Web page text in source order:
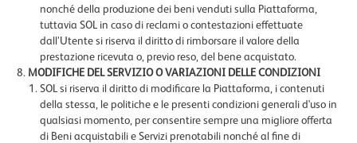
nonché della produzione dei beni venduti sulla Piattaforma,
tuttavia SOL in caso di reclami o contestazioni effettuate
dall’Utente si riserva il diritto di rimborsare il valore della
prestazione ricevuta o, previo reso, del bene acquistato.
MODIFICHE DEL SERVIZIO O VARIAZIONI DELLE CONDIZIONI
SOL si riserva il diritto di modificare la Piattaforma, i contenuti
della stessa, le politiche e le presenti condizioni generali d'uso in
qualsiasi momento, per consentire sempre una migliore offerta
di Beni acquistabili e Servizi prenotabili nonché al fine di